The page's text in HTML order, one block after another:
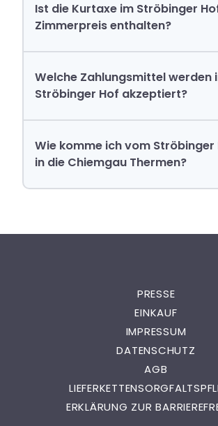
Ausflugsziele
Ist die Kurtaxe im Ströbinger
Zimmerpreis enthalten?
Welche Zahlungsmittel werden
Ströbinger Hof akzeptiert?
Wie komme ich vom Ströbinger
in die Chiemgau Thermen?
PRESSE
EINKAUF
IMPRESSUM
DATENSCHUTZ
AGB
ERKLÄRUNG ZUR